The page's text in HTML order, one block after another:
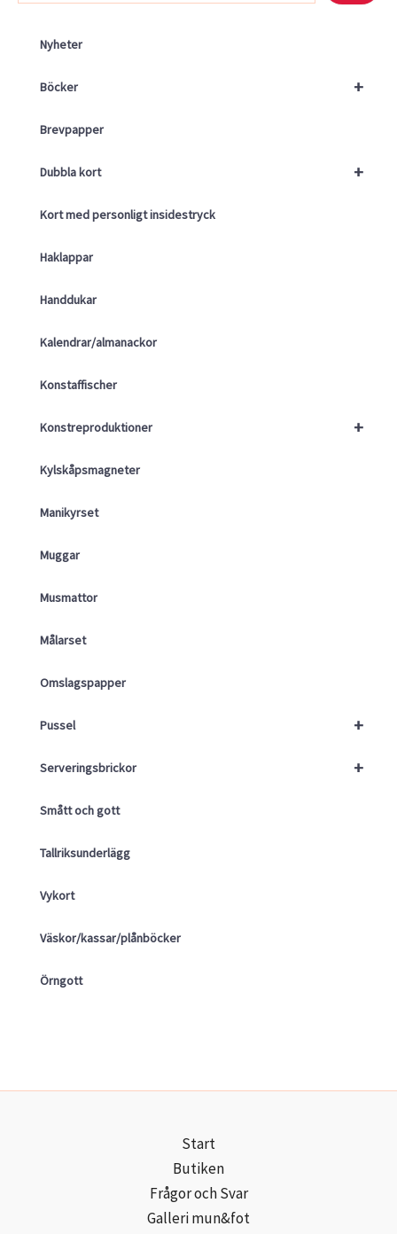
Nyheter
+
Böcker
Brevpapper
+
Dubbla kort
Kort med personligt insidestryck
Haklappar
Handdukar
Kalendrar/almanackor
Konstaffischer
+
Konstreproduktioner
Kylskåpsmagneter
Manikyrset
Muggar
Musmattor
Målarset
Omslagspapper
+
Pussel
+
Serveringsbrickor
Smått och gott
Tallriksunderlägg
Vykort
Väskor/kassar/plånböcker
Örngott
Start
Butiken
Frågor och Svar
Galleri mun&fot